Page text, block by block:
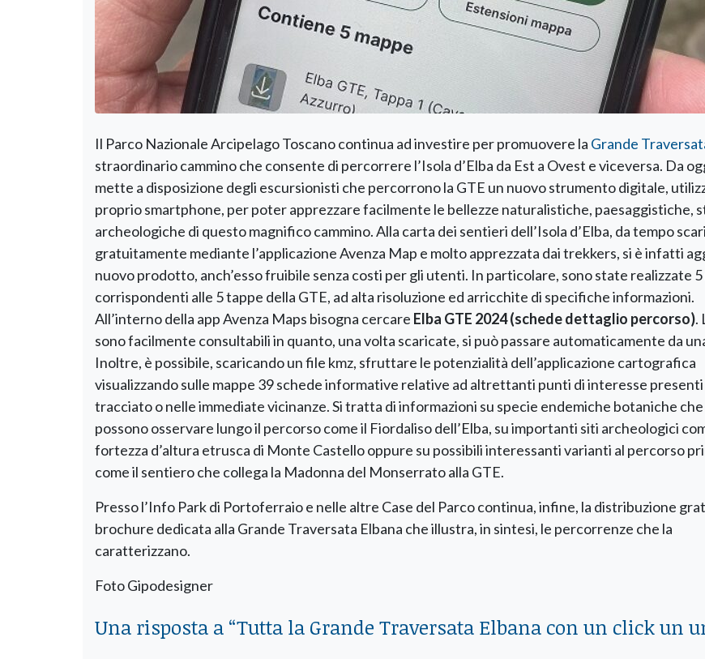
Il Parco Nazionale Arcipelago Toscano continua ad investire per promuovere la Grande
straordinario cammino che consente di percorrere l’Isola d’Elba da Est a Ovest e viceversa. Da
mette a disposizione degli escursionisti che percorrono la GTE un nuovo strumento digitale,
proprio smartphone, per poter apprezzare facilmente le bellezze naturalistiche, paesaggistiche,
archeologiche di questo magnifico cammino. Alla carta dei sentieri dell’Isola d’Elba, da tempo
gratuitamente mediante l’applicazione Avenza Map e molto apprezzata dai trekkers, si è infatti
nuovo prodotto, anch’esso fruibile senza costi per gli utenti. In particolare, sono state realizzate 5
corrispondenti alle 5 tappe della GTE, ad alta risoluzione ed arricchite di specifiche informazioni.
All’interno della app Avenza Maps bisogna cercare Elba GTE 2024 (schede dettaglio percorso).
sono facilmente consultabili in quanto, una volta scaricate, si può passare automaticamente da
Inoltre, è possibile, scaricando un file kmz, sfruttare le potenzialità dell’applicazione cartografica
visualizzando sulle mappe 39 schede informative relative ad altrettanti punti di interesse presenti
tracciato o nelle immediate vicinanze. Si tratta di informazioni su specie endemiche botaniche che
possono osservare lungo il percorso come il Fiordaliso dell’Elba, su importanti siti archeologici
fortezza d’altura etrusca di Monte Castello oppure su possibili interessanti varianti al percorso
come il sentiero che collega la Madonna del Monserrato alla GTE.
Presso l’Info Park di Portoferraio e nelle altre Case del Parco continua, infine, la distribuzione
brochure dedicata alla Grande Traversata Elbana che illustra, in sintesi, le percorrenze che la
caratterizzano.
Foto Gipodesigner
Una risposta a “Tutta la Grande Traversata Elbana con un click un